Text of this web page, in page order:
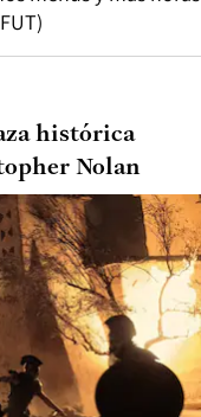
histórica
Nolan